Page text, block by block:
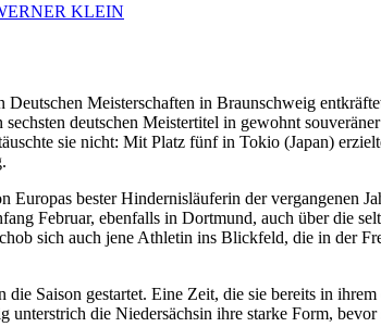
KLEIN
Meisterschaften in Braunschweig
deutschen Meistertitel in gewohnt
sie nicht: Mit Platz fünf in Tokio (Japan)
Europas bester Hindernisläuferin der vergangenen
Februar, ebenfalls in Dortmund, auch über die
sich auch jene Athletin ins Blickfeld, die in der
Saison gestartet. Eine Zeit, die sie bereits in
unterstrich die Niedersächsin ihre starke Form,